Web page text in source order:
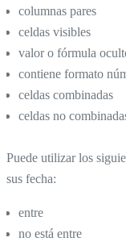
columnas pares
celdas visibles
valor o fórmula
contiene formato
celdas combinadas
celdas no
Puede utilizar los
sus fecha:
entre
no está entre